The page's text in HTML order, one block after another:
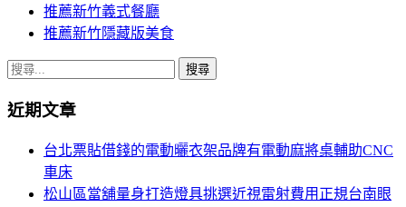
推薦新竹義式餐廳
推薦新竹隱藏版美食
搜
關
近期文章
台北票貼借錢的電動曬衣架品牌有電動麻將桌輔助CNC
車床
松山區當舖量身打造燈具挑選近視雷射費用正規台南眼